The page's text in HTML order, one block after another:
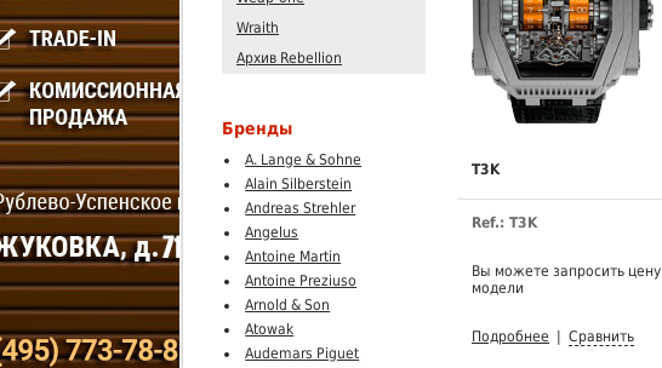
Wraith
Архив Rebellion
Бренды
A. Lange & Sohne
Alain Silberstein
Andreas Strehler
Angelus
Antoine Martin
Antoine Preziuso
Arnold & Son
Atowak
Audemars Piguet
T3K
Ref.: T3K
Вы можете запросить цену
модели
Подробнее Сравнить